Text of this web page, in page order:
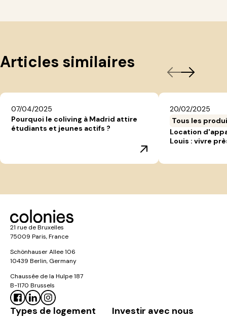
Articles similaires
07/04/2025
Pourquoi le coliving à Madrid attire
étudiants et jeunes actifs ?
20/02/2025
Tous les
Location
Louis : vivre
21 rue de Bruxelles
75009 Paris, France
Schönhauser Allee 106
10439 Berlin, Germany
Chaussée de la Hulpe 187
B-1170 Brussels
Types de logement Investir avec nous